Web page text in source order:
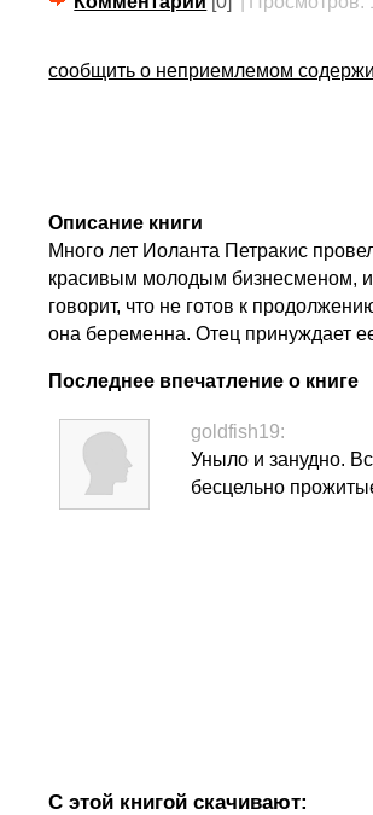
сообщить о неприемлемом
Описание книги
Много лет Иоланта Петракис
красивым молодым бизнесменом, и
говорит, что не готов к
она беременна. Отец принуждает
Последнее впечатление о книге
goldfish19:
Уныло и занудно.
бесцельно
С этой книгой скачивают: